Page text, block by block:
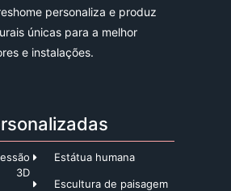
personaliza e produz
únicas para a melhor
e instalações.
3D
Estátua humana
Escultura de paisagem